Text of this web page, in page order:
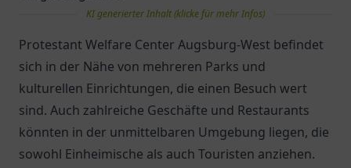
KI generierter Inhalt (klicke für mehr Infos)
Protestant Welfare Center Augsburg-West befindet
sich in der Nähe von mehreren Parks und
kulturellen Einrichtungen, die einen Besuch wert
sind. Auch zahlreiche Geschäfte und Restaurants
könnten in der unmittelbaren Umgebung liegen, die
sowohl Einheimische als auch Touristen anziehen.